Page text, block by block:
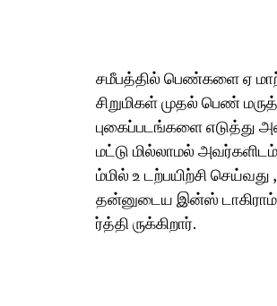
சமீபத்தில் பெண்களை ஏ மாற்
சிறுமிகள் முதல் பெண்
புகைப்படங்களை எடுத்து
மட்டு மில்லாமல்
ம்மில் உ டற்பயிற்சி
தன்னுடைய இன்ஸ் டாகிராம்
ர்த்தி ருக்கிறார்.